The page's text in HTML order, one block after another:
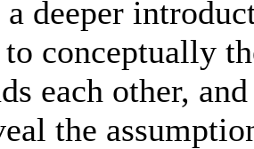
a deeper
conceptually
each other,
the